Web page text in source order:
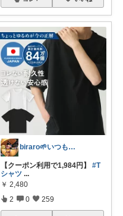
biraro🌱いつもありがとう♡
【クーポン利用で1,984円】 #T
シャツ ...
￥ 2,480
2 0 259